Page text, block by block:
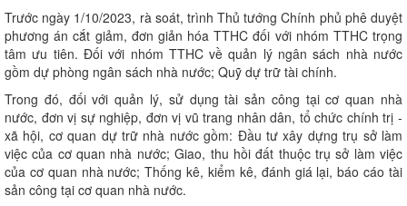
Trước ngày 1/10/2023, rà soát, trình Thủ tướng Chính phủ phê duyệt
phương án cắt giảm, đơn giản hóa TTHC đối với nhóm TTHC trọng
tâm ưu tiên. Đối với nhóm TTHC về quản lý ngân sách nhà nước
gồm dự phòng ngân sách nhà nước; Quỹ dự trữ tài chính.
Trong đó, đối với quản lý, sử dụng tài sản công tại cơ quan nhà
nước, đơn vị sự nghiệp, đơn vị vũ trang nhân dân, tổ chức chính trị -
xã hội, cơ quan dự trữ nhà nước gồm: Đầu tư xây dựng trụ sở làm
việc của cơ quan nhà nước; Giao, thu hồi đất thuộc trụ sở làm việc
của cơ quan nhà nước; Thống kê, kiểm kê, đánh giá lại, báo cáo tài
sản công tại cơ quan nhà nước.